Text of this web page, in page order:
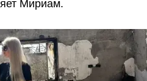
Мириам.